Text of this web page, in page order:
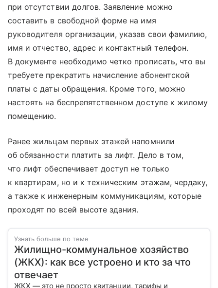
при отсутствии долгов. Заявление можно
составить в свободной форме на имя
руководителя организации, указав свои фамилию,
имя и отчество, адрес и контактный телефон.
В документе необходимо четко прописать, что вы
требуете прекратить начисление абонентской
платы с даты обращения. Кроме того, можно
настоять на беспрепятственном доступе к жилому
помещению.
Ранее жильцам первых этажей напомнили
об обязанности платить за лифт. Дело в том,
что лифт обеспечивает доступ не только
к квартирам, но и к техническим этажам, чердаку,
а также к инженерным коммуникациям, которые
проходят по всей высоте здания.
Узнать больше по теме
Жилищно-коммунальное хозяйство
(ЖКХ): как все устроено и кто за что
отвечает
ЖКХ — это не просто квитанции, тарифы и